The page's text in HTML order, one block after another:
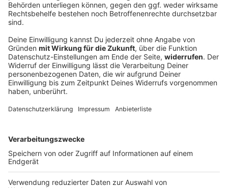
Verfassungsschutz beobachtet AfD-
Abgeordneten Nolte
Inzwischen steht in Bayern der dritte
DEINE GEMERKTEN ARTIKEL